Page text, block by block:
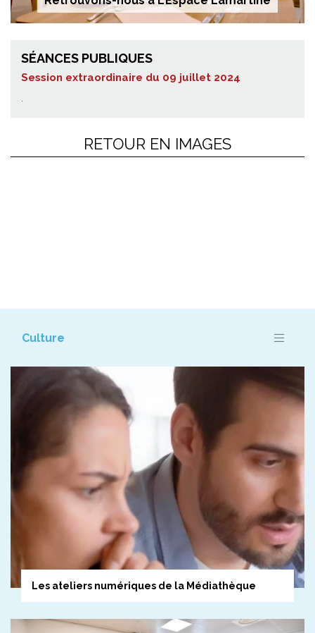
SÉANCES PUBLIQUES
Session extraordinaire du 09 juillet 2024
RETOUR EN IMAGES
en hommage aux victimes de la Seconde Guerre mondiale et à ceux
qui ont combattu pour la liberté. Le Maire Georges Marsan était
présent pour déposer une gerbe et participer à ce moment de
recueillement et de mémoire aux côtés des autorités et des
associations patriotiques.
Culture